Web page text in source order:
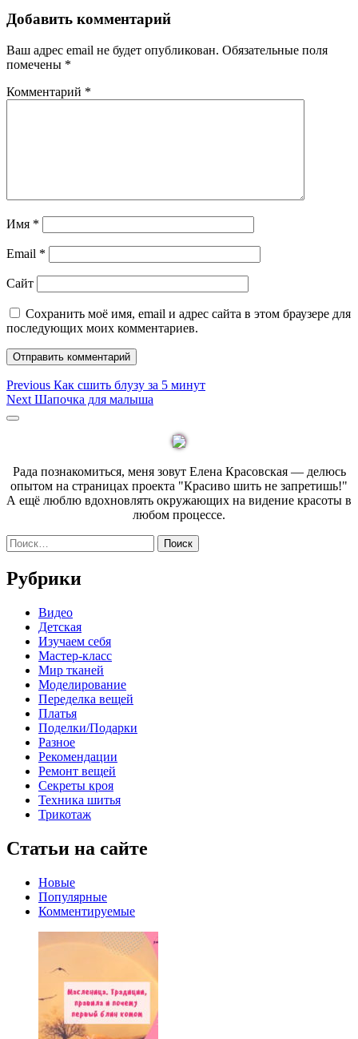
Добавить комментарий
Ваш адрес email не будет опубликован. Обязательные поля
помечены *
Комментарий *
Имя *
Email *
Сайт
Сохранить моё имя, email и адрес сайта в этом браузере для
последующих моих комментариев.
Навигация
по
Previous Previous
post:
Как сшить блузу за 5 минут
Next Next
Шапочка для малыша
Sidebar
Рада познакомиться, меня зовут Елена Красовская — делюсь
опытом на страницах проекта "Красиво шить не запретишь!"
А ещё люблю вдохновлять окружающих на видение красоты в
любом процессе.
Найти:
Рубрики
Видео
Детская
Изучаем себя
Мастер-класс
Мир тканей
Моделирование
Переделка вещей
Платья
Поделки/Подарки
Разное
Рекомендации
Ремонт вещей
Секреты кроя
Техника шитья
Трикотаж
Статьи на сайте
Новые
Популярные
Комментируемые